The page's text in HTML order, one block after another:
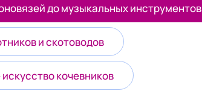
до музыкальных инструментов
и скотоводов
кочевников